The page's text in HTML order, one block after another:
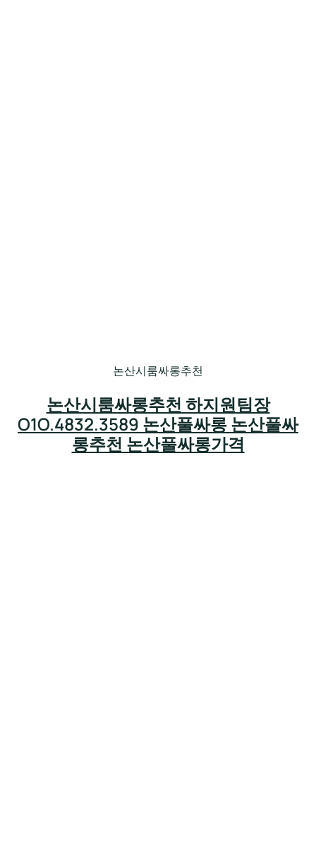
논산시룸싸롱추천
논산시룸싸롱추천 하지원팀장
O1O.4832.3589 논산풀싸롱 논산풀싸
롱추천 논산풀싸롱가격